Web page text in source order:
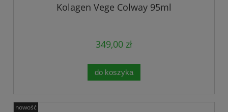
Kolagen Vege Colway 95ml
349,00 zł
do koszyka
nowość